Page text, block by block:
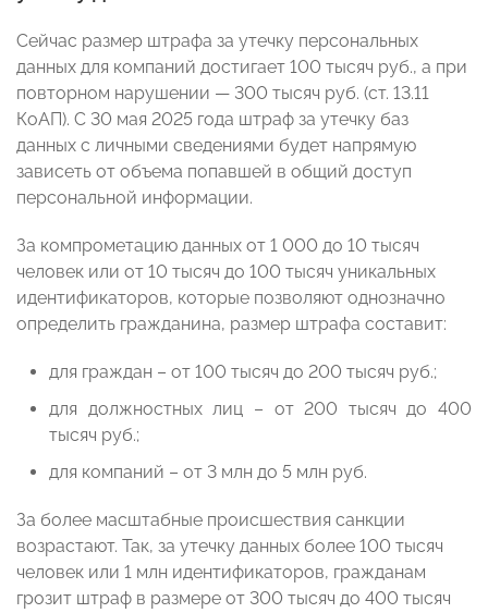
Сейчас размер штрафа за утечку персональных
данных для компаний достигает 100 тысяч руб., а при
повторном нарушении — 300 тысяч руб. (ст. 13.11
КоАП). С 30 мая 2025 года штраф за утечку баз
данных с личными сведениями будет напрямую
зависеть от объема попавшей в общий доступ
персональной информации.
За компрометацию данных от 1 000 до 10 тысяч
человек или от 10 тысяч до 100 тысяч уникальных
идентификаторов, которые позволяют однозначно
определить гражданина, размер штрафа составит:
для граждан – от 100 тысяч до 200 тысяч руб.;
для должностных лиц – от 200 тысяч до 400
тысяч руб.;
для компаний – от 3 млн до 5 млн руб.
За более масштабные происшествия санкции
возрастают. Так, за утечку данных более 100 тысяч
человек или 1 млн идентификаторов, гражданам
грозит штраф в размере от 300 тысяч до 400 тысяч